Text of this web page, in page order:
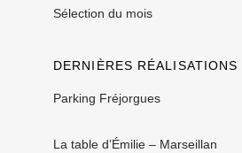
Sélection du mois
DERNIÈRES RÉALISATIONS
Parking Fréjorgues
La table d’Émilie – Marseillan